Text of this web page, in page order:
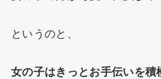
というのと、
女の子はきっとお手伝いを積